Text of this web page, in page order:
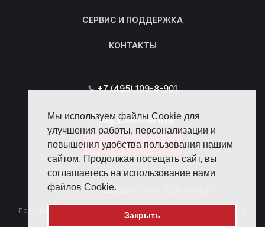
Мы используем файлы Cookie для
улучшения работы, персонализации и
повышения удобства пользования нашим
сайтом. Продолжая посещать сайт, вы
соглашаетесь на использование нами
файлов Cookie.
Закрыть
СЕРВИС И ПОДДЕРЖКА
КОНТАКТЫ
+7 (495) 109-8-901
info@axelot-tech.ru
Отправить запрос
© Все права защищены 2000-2026 «Axelot»
Политика конфиденциальности